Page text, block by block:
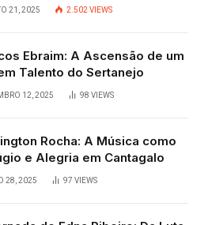
21, 2025 2.502 VIEWS
Ebraim: A Ascensão de um
Talento do Sertanejo
12, 2025 98 VIEWS
Rocha: A Música como
e Alegria em Cantagalo
28, 2025 97 VIEWS